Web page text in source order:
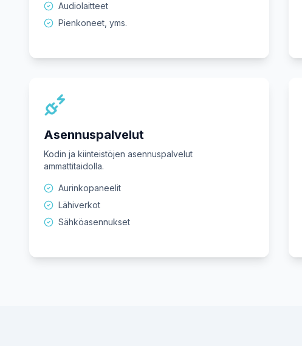
Audiolaitteet
Pienkoneet, yms.
Asennuspalvelut
Kodin ja kiinteistöjen asennuspalvelut
ammattitaidolla.
Aurinkopaneelit
Lähiverkot
Sähköasennukset